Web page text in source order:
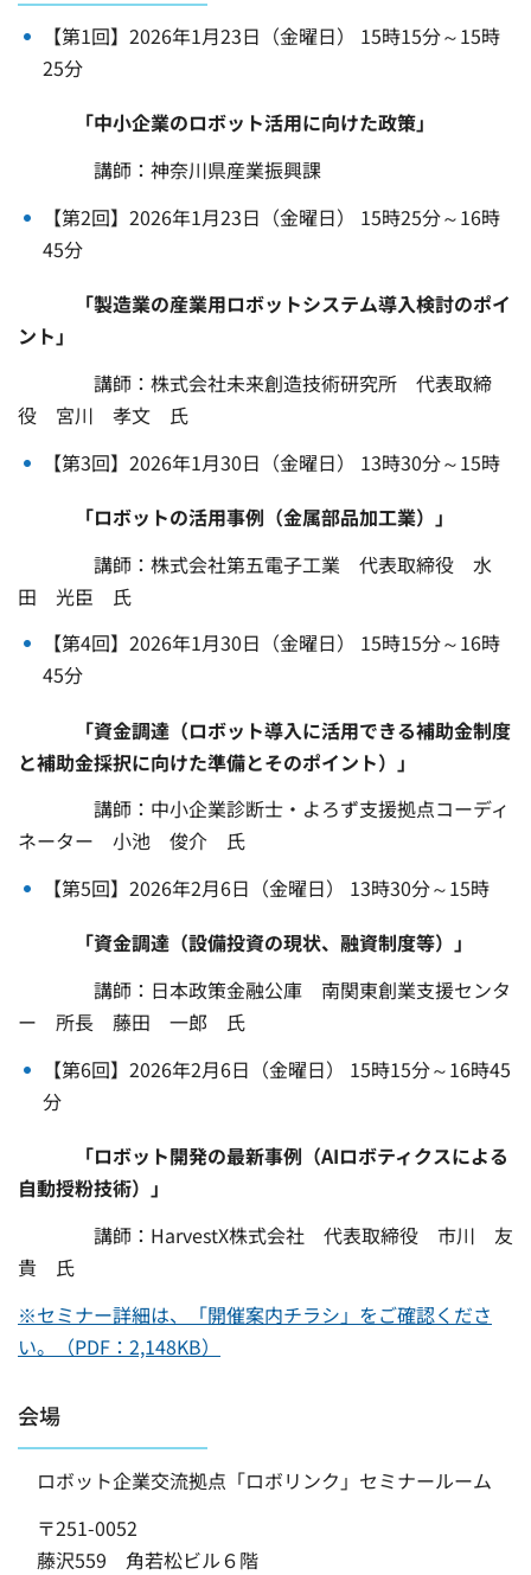
【第1回】2026年1月23日（金曜日） 15時15分～15時
25分
「中小企業のロボット活用に向けた政策」
講師：神奈川県産業振興課
【第2回】2026年1月23日（金曜日） 15時25分～16時
45分
「製造業の産業用ロボットシステム導入検討のポイ
ント」
講師：株式会社未来創造技術研究所 代表取締
役 宮川 孝文 氏
【第3回】2026年1月30日（金曜日） 13時30分～15時
「ロボットの活用事例（金属部品加工業）」
講師：株式会社第五電子工業 代表取締役 水
田 光臣 氏
【第4回】2026年1月30日（金曜日） 15時15分～16時
45分
「資金調達（ロボット導入に活用できる補助金制度
と補助金採択に向けた準備とそのポイント）」
講師：中小企業診断士・よろず支援拠点コーディ
ネーター 小池 俊介 氏
【第5回】2026年2月6日（金曜日） 13時30分～15時
「資金調達（設備投資の現状、融資制度等）」
講師：日本政策金融公庫 南関東創業支援センタ
ー 所長 藤田 一郎 氏
【第6回】2026年2月6日（金曜日） 15時15分～16時45
分
「ロボット開発の最新事例（AIロボティクスによる
自動授粉技術）」
講師：HarvestX株式会社 代表取締役 市川 友
貴 氏
※セミナー詳細は、「開催案内チラシ」をご確認くださ
い。（PDF：2,148KB）
会場
ロボット企業交流拠点「ロボリンク」セミナールーム
〒251-0052
藤沢559 角若松ビル６階